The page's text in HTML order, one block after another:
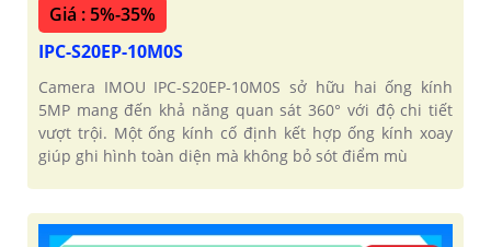
Giá : 5%-35%
IPC-S20EP-10M0S
Camera IMOU IPC-S20EP-10M0S sở hữu hai ống kính
5MP mang đến khả năng quan sát 360° với độ chi tiết
vượt trội. Một ống kính cố định kết hợp ống kính xoay
giúp ghi hình toàn diện mà không bỏ sót điểm mù